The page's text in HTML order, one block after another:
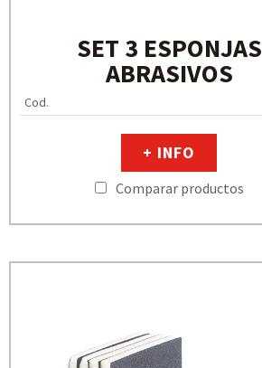
SET 3 ESPONJAS
ABRASIVOS
Cod.
+ INFO
Comparar productos